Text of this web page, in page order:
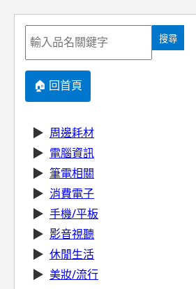
搜尋
🏠 回首頁
▶ 周邊耗材
▶ 電腦資訊
▶ 筆電相關
▶ 消費電子
▶ 手機/平板
▶ 影音視聽
▶ 休閒生活
▶ 美妝/流行